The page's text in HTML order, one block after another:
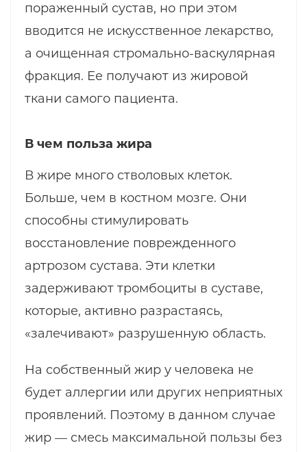
пораженный сустав, но при этом
вводится не искусственное лекарство,
а очищенная стромально-васкулярная
фракция. Ее получают из жировой
ткани самого пациента.
В чем польза жира
В жире много стволовых клеток.
Больше, чем в костном мозге. Они
способны стимулировать
восстановление поврежденного
артрозом сустава. Эти клетки
задерживают тромбоциты в суставе,
которые, активно разрастаясь,
«залечивают» разрушенную область.
На собственный жир у человека не
будет аллергии или других неприятных
проявлений. Поэтому в данном случае
жир — смесь максимальной пользы без